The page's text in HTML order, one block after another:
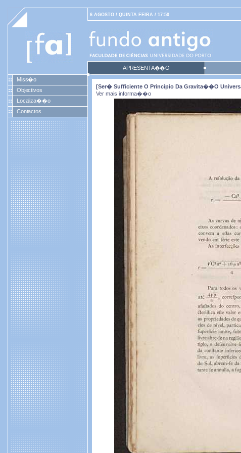
6 AGOSTO / QUINTA FEIRA / 17:50
APRESENTA��O
Miss�o
Objectivos
Localiza��o
Contactos
[Ser� Sufficiente O Principio Da Gravita��o
Ver mais informa��o